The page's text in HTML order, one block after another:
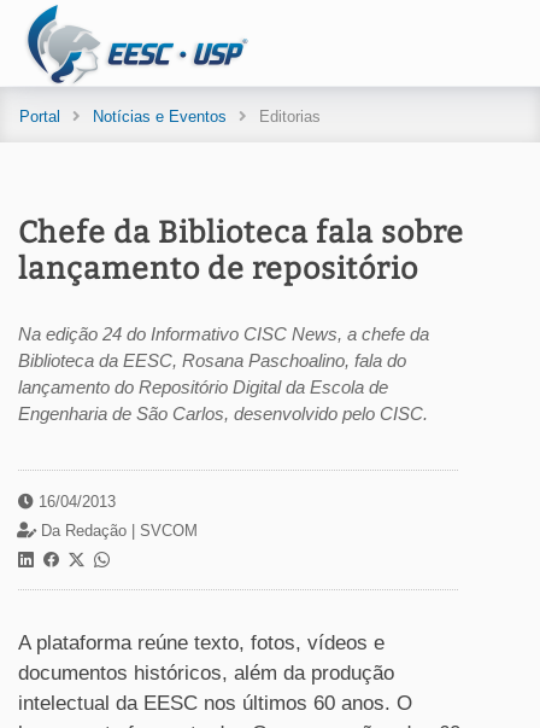
Portal Notícias e Eventos Editorias
Chefe da Biblioteca fala sobre
lançamento de repositório
Na edição 24 do Informativo CISC News, a chefe da
Biblioteca da EESC, Rosana Paschoalino, fala do
lançamento do Repositório Digital da Escola de
Engenharia de São Carlos, desenvolvido pelo CISC.
16/04/2013
Da Redação | SVCOM
A plataforma reúne texto, fotos, vídeos e
documentos históricos, além da produção
intelectual da EESC nos últimos 60 anos. O